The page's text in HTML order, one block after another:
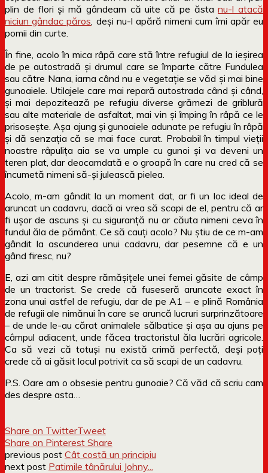
plin de flori și mă gândeam că uite că pe ăstanu-l atacă
niciun gândac păros , deși nu-l apără nimeni cum îmi apăr eu
pomii din curte.
În fine, acolo în mica râpă care stă între refugiul de la ieșirea
de pe autostradă și drumul care se împarte către Fundulea
sau către Nana, iarna când nu e vegetație se văd și mai bine
gunoaiele. Utilajele care mai repară autostrada când și când,
și mai depozitează pe refugiu diverse grămezi de griblură
sau alte materiale de asfaltat, mai vin și împing în râpă ce le
prisosește. Așa ajung și gunoaiele adunate pe refugiu în râpă
și dă senzația că se mai face curat. Probabil în timpul vieții
noastre râpulița aia se va umple cu gunoi și va deveni un
teren plat, dar deocamdată e o groapă în care nu cred că se
încumetă nimeni să-și julească pielea.
Acolo, m-am gândit la un moment dat, ar fi un loc ideal de
aruncat un cadavru, dacă ai vrea să scapi de el, pentru că ar
fi ușor de ascuns și cu siguranță nu ar căuta nimeni ceva în
fundul ăla de pământ. Ce să cauți acolo? Nu știu de ce m-am
gândit la ascunderea unui cadavru, dar pesemne că e un
gând firesc, nu?
E, azi am citit despre rămășițele unei femei găsite de câmp
de un tractorist. Se crede că fuseseră aruncate exact în
zona unui astfel de refugiu, dar de pe A1 – e plină România
de refugii ale nimănui în care se aruncă lucruri surprinzătoare
– de unde le-au cărat animalele sălbatice și așa au ajuns pe
câmpul adiacent, unde făcea tractoristul ăla lucrări agricole.
Ca să vezi că totuși nu există crimă perfectă, deși poți
crede că ai găsit locul potrivit ca să scapi de un cadavru.
P.S. Oare am o obsesie pentru gunoaie? Că văd că scriu cam
des despre asta…
Share on TwitterTweet
Share on Pinterest Share
previous post Cât costă un principiu
next post Patimile tânărului Johny...